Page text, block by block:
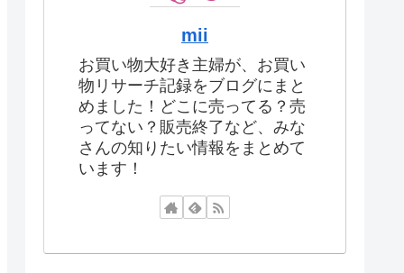
mii
お買い物大好き主婦が、お買い
物リサーチ記録をブログにまと
めました！どこに売ってる？売
ってない？販売終了など、みな
さんの知りたい情報をまとめて
います！